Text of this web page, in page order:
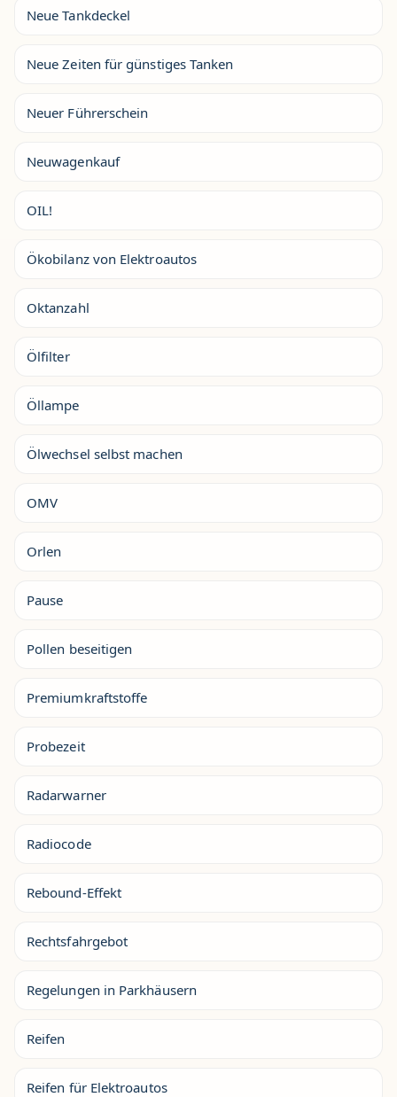
Neue Tankdeckel
Neue Zeiten für günstiges Tanken
Neuer Führerschein
Neuwagenkauf
OIL!
Ökobilanz von Elektroautos
Oktanzahl
Ölfilter
Öllampe
Ölwechsel selbst machen
OMV
Orlen
Pause
Pollen beseitigen
Premiumkraftstoffe
Probezeit
Radarwarner
Radiocode
Rebound-Effekt
Rechtsfahrgebot
Regelungen in Parkhäusern
Reifen
Reifen für Elektroautos